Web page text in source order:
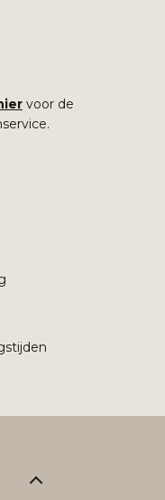
voor de